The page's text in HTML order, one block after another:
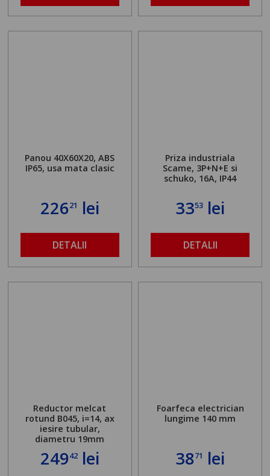
Panou 40X60X20, ABS
IP65, usa mata clasic
22621 lei
DETALII
Priza industriala
Scame, 3P+N+E si
schuko, 16A, IP44
3353 lei
DETALII
Reductor melcat
rotund B045, i=14, ax
iesire tubular,
diametru 19mm
24942lei
Foarfeca electrician
lungime 140 mm
3871 lei